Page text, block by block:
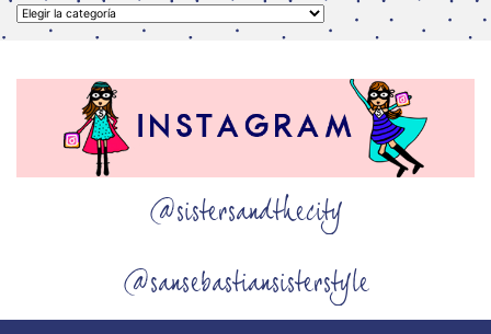
Categorías
@sistersandthecity
@sansebastiansisterstyle